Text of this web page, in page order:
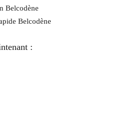
Belcodène
Belcodène
: